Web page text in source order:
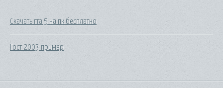
Скачать гта 5 на пк бесплатно
Гост 2003 пример